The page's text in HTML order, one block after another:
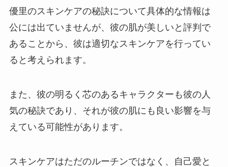
優里のスキンケアの秘訣について具体的な情報は
公には出ていませんが、彼の肌が美しいと評判で
あることから、彼は適切なスキンケアを行ってい
ると考えられます。
また、彼の明るく芯のあるキャラクターも彼の人
気の秘訣であり、それが彼の肌にも良い影響を与
えている可能性があります。
スキンケアはただのルーチンではなく、自己愛と